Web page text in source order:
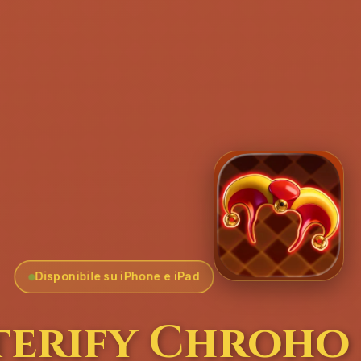
Disponibile su iPhone e iPad
Chroho